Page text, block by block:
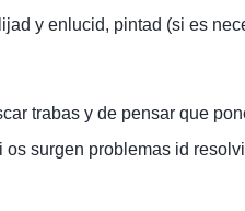
y enlucid, pintad (si es
trabas y de pensar que
surgen problemas id